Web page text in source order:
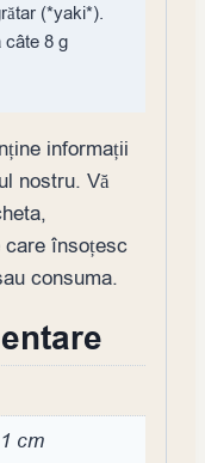
(*yaki*).
câte 8 g
informații
nostru. Vă
care însoțesc
consuma.
cm